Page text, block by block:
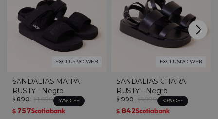
EXCLUSIVO WEB
SANDALIAS MAIPA
RUSTY - Negro
$ 890 $ 1.690 47
$ 757
EXCLUSIVO WEB
SANDALIAS CHARA
RUSTY - Negro
$ 990 $ 1.990 50
$ 842